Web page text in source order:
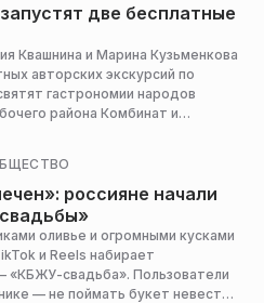
две бесплатные
Квашнина и Марина Кузьменкова
авторских экскурсий по
гастрономии народов
района Комбинат и
россияне начали
оливье и огромными кусками
и Reels набирает
«КБЖУ-свадьба». Пользователи
— не поймать букет невесты,